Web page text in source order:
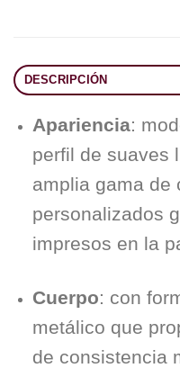
DESCRIPCIÓN
Apariencia:
perfil de suaves
amplia gama de
personalizados
impresos en la
Cuerpo: con
metálico que
de consistencia